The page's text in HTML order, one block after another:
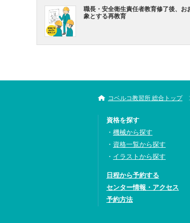
職長・安全衛生責任者教育修了後、お
象とする再教育
コベルコ教習所 総合トップ
資格を探す
機械から探す
資格一覧から探す
イラストから探す
日程から予約する
センター情報・アクセス
予約方法